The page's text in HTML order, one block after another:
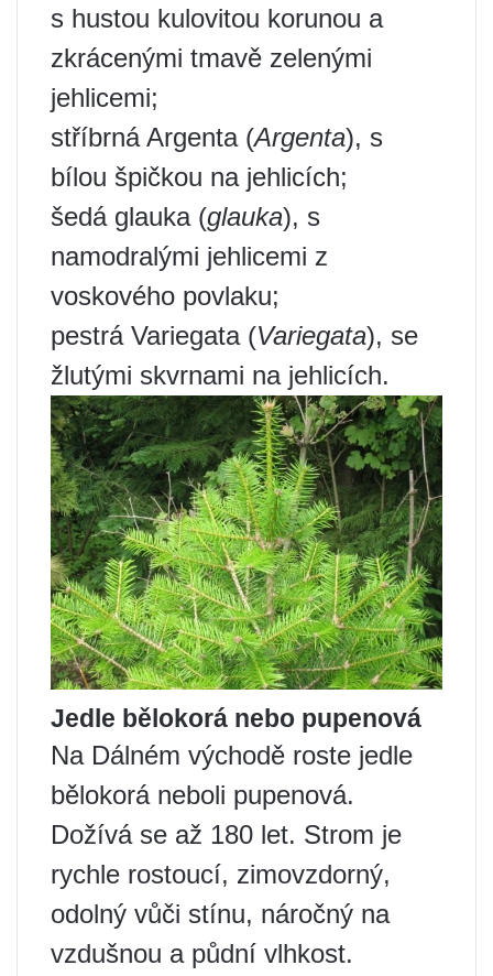
s hustou kulovitou korunou a
zkrácenými tmavě zelenými
jehlicemi;
stříbrná Argenta (Argenta), s
bílou špičkou na jehlicích;
šedá glauka (glauka), s
namodralými jehlicemi z
voskového povlaku;
pestrá Variegata (Variegata), se
žlutými skvrnami na jehlicích.
Jedle bělokorá nebo pupenová
Na Dálném východě roste jedle
bělokorá neboli pupenová.
Dožívá se až 180 let. Strom je
rychle rostoucí, zimovzdorný,
odolný vůči stínu, náročný na
vzdušnou a půdní vlhkost.